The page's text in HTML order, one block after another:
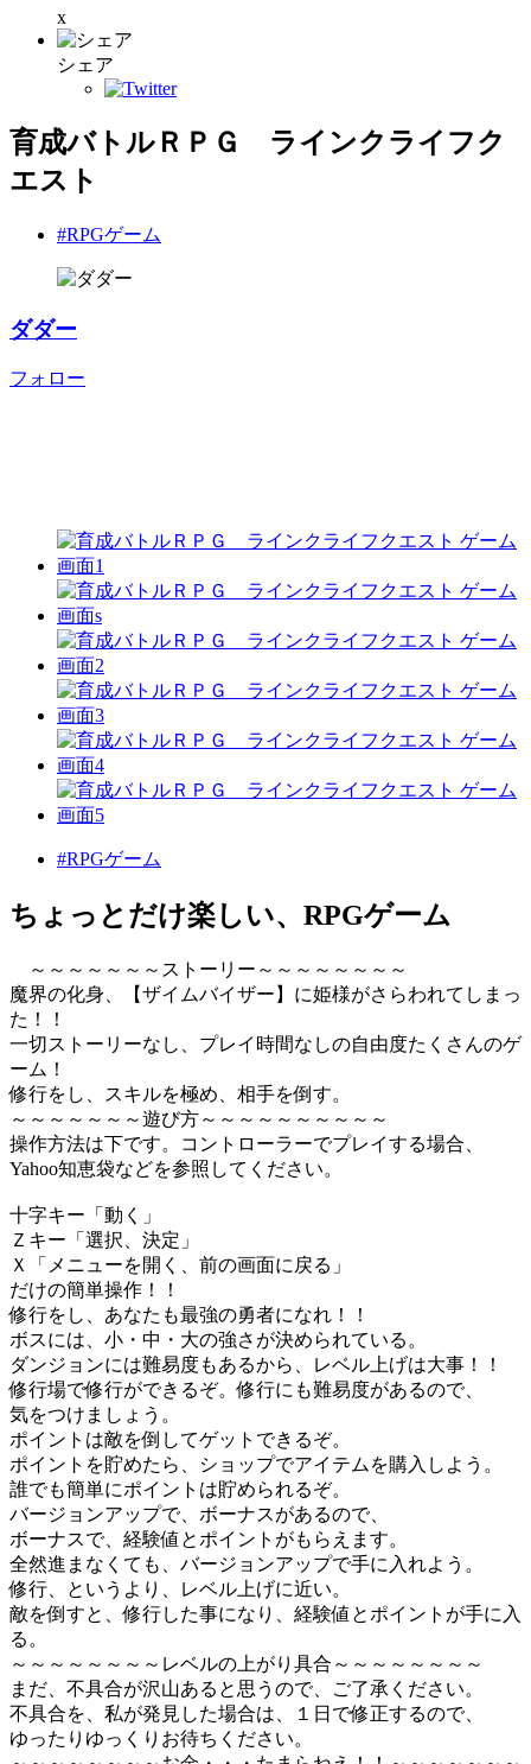
x
シェア
育成バトルＲＰＧ ラインクライフク
エスト
#RPGゲーム
ダダー
フォロー
#RPGゲーム
ちょっとだけ楽しい、RPGゲーム
～～～～～～～ストーリー～～～～～～～～
魔界の化身、【ザイムバイザー】に姫様がさらわれてしまっ
た！！
一切ストーリーなし、プレイ時間なしの自由度たくさんのゲ
ーム！
修行をし、スキルを極め、相手を倒す。
～～～～～～～遊び方～～～～～～～～～～
操作方法は下です。コントローラーでプレイする場合、
Yahoo知恵袋などを参照してください。
十字キー「動く」
Ｚキー「選択、決定」
Ｘ「メニューを開く、前の画面に戻る」
だけの簡単操作！！
修行をし、あなたも最強の勇者になれ！！
ボスには、小・中・大の強さが決められている。
ダンジョンには難易度もあるから、レベル上げは大事！！
修行場で修行ができるぞ。修行にも難易度があるので、
気をつけましょう。
ポイントは敵を倒してゲットできるぞ。
ポイントを貯めたら、ショップでアイテムを購入しよう。
誰でも簡単にポイントは貯められるぞ。
バージョンアップで、ボーナスがあるので、
ボーナスで、経験値とポイントがもらえます。
全然進まなくても、バージョンアップで手に入れよう。
修行、というより、レベル上げに近い。
敵を倒すと、修行した事になり、経験値とポイントが手に入
る。
～～～～～～～～レベルの上がり具合～～～～～～～～
まだ、不具合が沢山あると思うので、ご了承ください。
不具合を、私が発見した場合は、１日で修正するので、
ゆったりゆっくりお待ちください。